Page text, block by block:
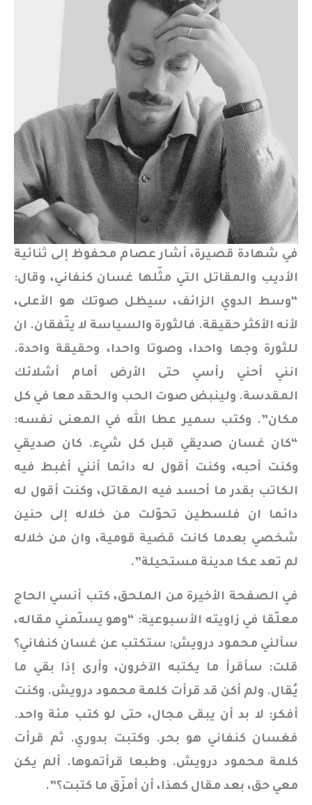
في شهادة قصيرة، أشار عصام محفوظ إلى ثنائية
الأديب والمقاتل التي مثّلها غسان كنفاني، وقال:
“وسط الدوي الزائف، سيظل صوتك هو الأعلى،
لأنه الأكثر حقيقة. فالثورة والسياسة لا يتّفقان. ان
للثورة وجها واحدا، وصوتا واحدا، وحقيقة واحدة.
انني أحني رأسي حتى الأرض أمام أشلائك
المقدسة. ولينبض صوت الحب والحقد معا في كل
مكان”. وكتب سمير عطا الله في المعنى نفسه:
“كان غسان صديقي قبل كل شيء. كان صديقي
وكنت أحبه، وكنت أقول له دائما أنني أغبط فيه
الكاتب بقدر ما أحسد فيه المقاتل، وكنت أقول له
دائما ان فلسطين تحوّلت من خلاله إلى حنين
شخصي بعدما كانت قضية قومية، وان من خلاله
لم تعد عكا مدينة مستحيلة”.
في الصفحة الأخيرة من الملحق، كتب أنسي الحاج
معلّقا في زاويته الأسبوعية: “وهو يسلّمني مقاله،
سألني محمود درويش: ستكتب عن غسان كنفاني؟
قلت: سأقرأ ما يكتبه الآخرون، وأرى إذا بقي ما
يُقال. ولم أكن قد قرأت كلمة محمود درويش. وكنت
أفكر: لا بد أن يبقى مجال، حتى لو كتب مئة واحد.
فغسان كنفاني هو بحر. وكتبت بدوري. ثم قرأت
كلمة محمود درويش. وطبعا قرأتموها. ألم يكن
معي حق، بعد مقال كهذا، أن أمزّق ما كتبت؟”.